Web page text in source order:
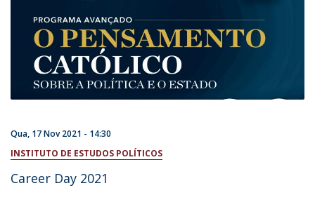
Qua, 17 Nov 2021 - 14:30
INSTITUTO DE ESTUDOS POLÍTICOS
Career Day 2021